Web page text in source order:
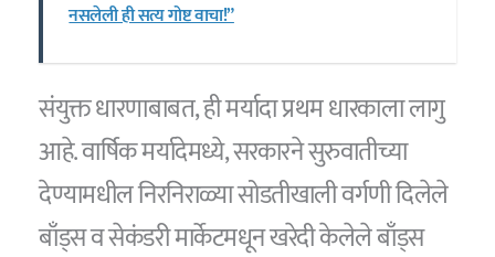
नसलेली ही सत्य गोष्ट वाचा!”
संयुक्त धारणाबाबत, ही मर्यादा प्रथम धारकाला लागु
आहे. वार्षिक मर्यादेमध्ये, सरकारने सुरुवातीच्या
देण्यामधील निरनिराळ्या सोडतीखाली वर्गणी दिलेले
बाँड्स व सेकंडरी मार्केटमधून खरेदी केलेले बाँड्स